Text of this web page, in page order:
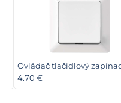
Ovládač tlačidlový
4.70 €